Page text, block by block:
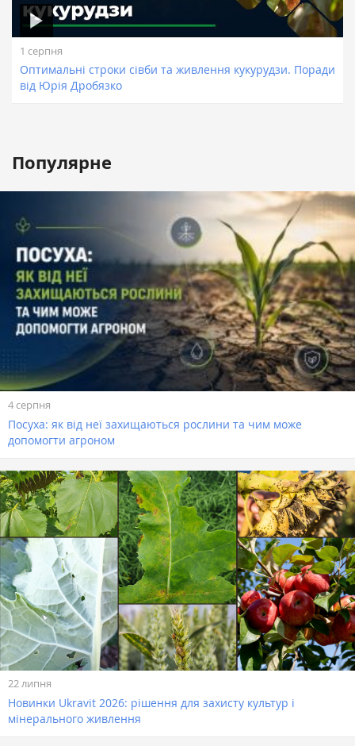
1 серпня
Оптимaльні строки сівби тa живлення кукурудзи. Порaди
від Юрія Дробязко
Популярне
4 серпня
Посуха: як від неї захищаються рослини та чим може
допомогти агроном
22 липня
Новинки Ukravit 2026: рішення для захисту культур і
мінерального живлення